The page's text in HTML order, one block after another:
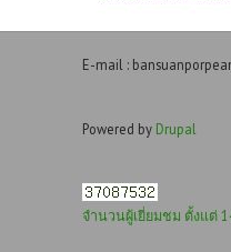
E-mail :
Powered by Drupal
จำนวนผู้เยี่ยมชม ตั้งแต่